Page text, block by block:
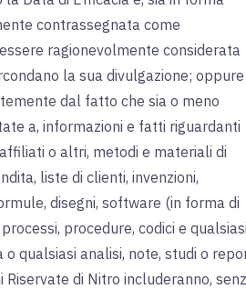
contrassegnata come
ragionevolmente considerata
la sua divulgazione; oppure
dal fatto che sia o meno
a, informazioni e fatti riguardanti
o altri, metodi e materiali di
liste di clienti, invenzioni,
disegni, software (in forma di
procedure, codici e
qualsiasi analisi, note, studi o
di Nitro includeranno,